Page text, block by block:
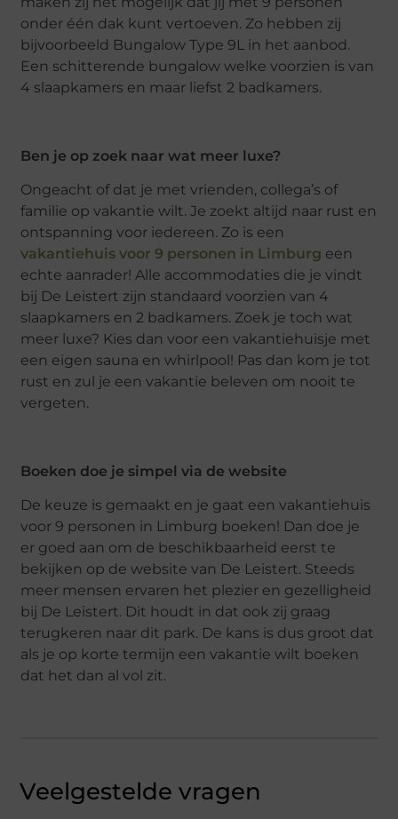
onder één dak kunt vertoeven. Zo hebben zij
bijvoorbeeld Bungalow Type 9L in het aanbod.
Een schitterende bungalow welke voorzien is van
4 slaapkamers en maar liefst 2 badkamers.
Ben je op zoek naar wat meer luxe?
Ongeacht of dat je met vrienden, collega’s of
familie op vakantie wilt. Je zoekt altijd naar rust en
ontspanning voor iedereen. Zo is een
vakantiehuis voor 9 personen in Limburg een
echte aanrader! Alle accommodaties die je vindt
bij De Leistert zijn standaard voorzien van 4
slaapkamers en 2 badkamers. Zoek je toch wat
meer luxe? Kies dan voor een vakantiehuisje met
een eigen sauna en whirlpool! Pas dan kom je tot
rust en zul je een vakantie beleven om nooit te
vergeten.
Boeken doe je simpel via de website
De keuze is gemaakt en je gaat een vakantiehuis
voor 9 personen in Limburg boeken! Dan doe je
er goed aan om de beschikbaarheid eerst te
bekijken op de website van De Leistert. Steeds
meer mensen ervaren het plezier en gezelligheid
bij De Leistert. Dit houdt in dat ook zij graag
terugkeren naar dit park. De kans is dus groot dat
als je op korte termijn een vakantie wilt boeken
dat het dan al vol zit.
Veelgestelde vragen